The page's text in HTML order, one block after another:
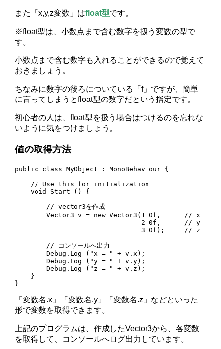
また「x,y,z変数」はfloat型です。
※float型は、小数点まで含む数字を扱う変数の型で
す。
小数点まで含む数字も入れることができるので覚えて
おきましょう。
ちなみに数字の後ろについている「f」ですが、簡単
に言ってしまうとfloat型の数字だという指定です。
初心者の人は、float型を扱う場合はつけるのを忘れな
いように気をつけましょう。
値の取得方法
public class MyObject : MonoBehaviour {
    // Use this for initialization
    void Start () {
        // vector3を作成
        Vector3 v = new Vector3(1.0f,      // x
                                2.0f,      // y
                                3.0f);     // z
        // コンソールへ出力
        Debug.Log ("x = " + v.x);
        Debug.Log ("y = " + v.y);
        Debug.Log ("z = " + v.z);
    }
}
「変数名.x」「変数名.y」「変数名.z」などといった
形で変数を取得できます。
上記のプログラムは、作成したVector3から、各変数
を取得して、コンソールへログ出力しています。